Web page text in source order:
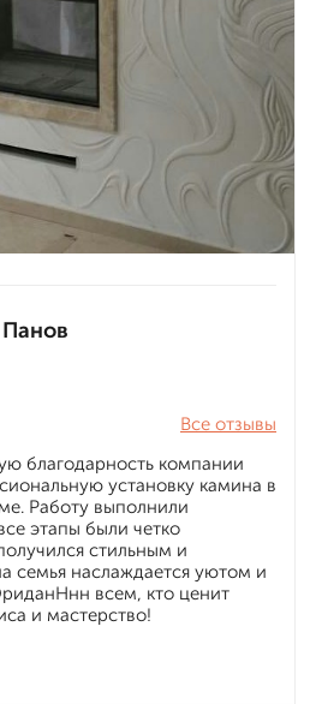
Все отзывы
благодарность компании
установку камина в
Работу выполнили
этапы были четко
стильным и
семья наслаждается уютом и
всем, кто ценит
и мастерство!